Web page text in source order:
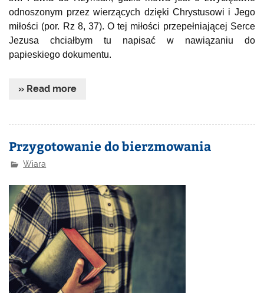
odnoszonym przez wierzących dzięki Chrystusowi i Jego
miłości (por. Rz 8, 37). O tej miłości przepełniającej Serce
Jezusa chciałbym tu napisać w nawiązaniu do
papieskiego dokumentu.
» Read more
Przygotowanie do bierzmowania
Wiara